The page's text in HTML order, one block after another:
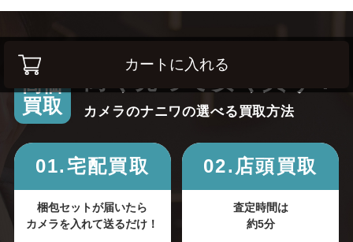
カートに入れる
高価
買取
カメラのナニワの選べる買取方法
01.宅配買取
梱包セットが届いたら
カメラを入れて送るだけ！
02.店頭買取
査定時間は
約5分